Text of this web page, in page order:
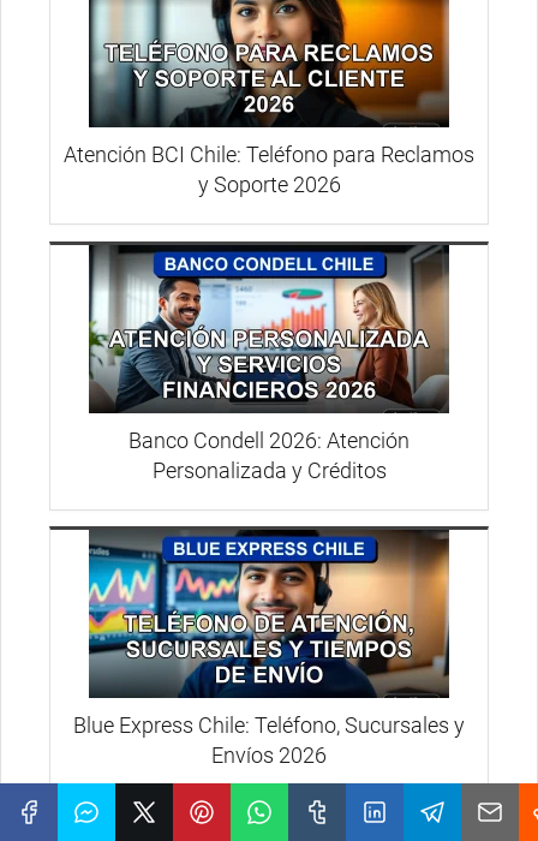
Atención BCI Chile: Teléfono para Reclamos
y Soporte 2026
Banco Condell 2026: Atención
Personalizada y Créditos
Blue Express Chile: Teléfono, Sucursales y
Envíos 2026